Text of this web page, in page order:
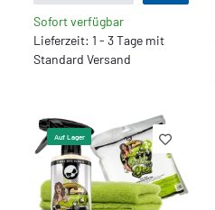
Sofort verfügbar
Lieferzeit: 1 - 3 Tage mit
Standard Versand
Auf Lager